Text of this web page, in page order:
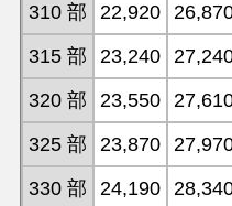
310 部
22,920
315 部
23,240
320 部
23,550
325 部
23,870
330 部
24,190